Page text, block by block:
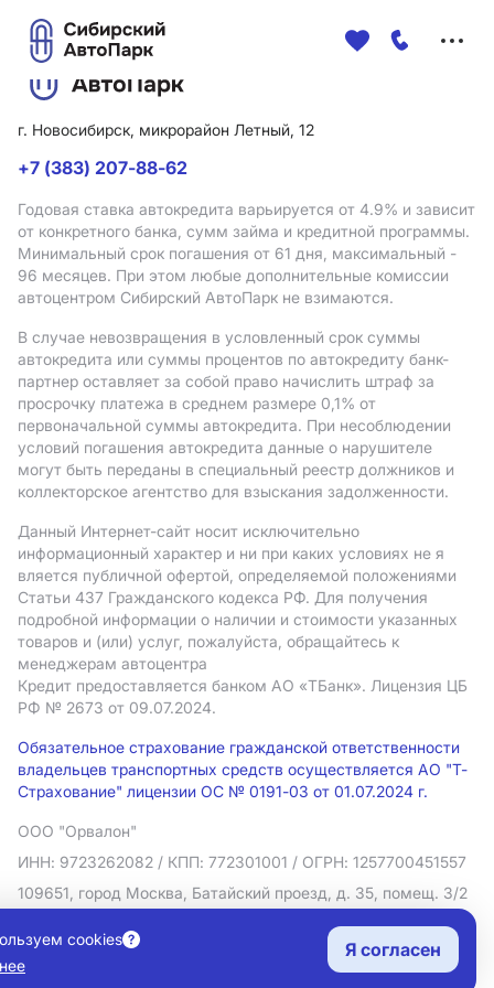
г. Новосибирск, микрорайон Летный, 12
+7 (383) 207-88-62
Годовая ставка автокредита варьируется от 4.9% и зависит
от конкретного банка, сумм займа и кредитной программы.
Минимальный срок погашения от 61 дня, максимальный -
96 месяцев. При этом любые дополнительные комиссии
автоцентром Сибирский АвтоПарк не взимаются.
В случае невозвращения в условленный срок суммы
автокредита или суммы процентов по автокредиту банк-
партнер оставляет за собой право начислить штраф за
просрочку платежа в среднем размере 0,1% от
первоначальной суммы автокредита. При несоблюдении
условий погашения автокредита данные о нарушителе
могут быть переданы в специальный реестр должников и
коллекторское агентство для взыскания задолженности.
Данный Интернет-сайт носит исключительно
информационный характер и ни при каких условиях не я
вляется публичной офертой, определяемой положениями
Статьи 437 Гражданского кодекса РФ. Для получения
подробной информации о наличии и стоимости указанных
товаров и (или) услуг, пожалуйста, обращайтесь к
менеджерам автоцентра
Кредит предоставляется банком АO «ТБанк». Лицензия ЦБ
РФ № 2673 от 09.07.2024.
Обязательное страхование гражданской ответственности
владельцев транспортных средств осуществляется АО "Т-
Страхование" лицензии ОС № 0191-03 от 01.07.2024 г.
ООО "Орвалон"
ИНН: 9723262082 / КПП: 772301001 / ОГРН: 1257700451557
109651, город Москва, Батайский проезд, д. 35, помещ. 3/2
Политика в отношении обработки персональных данных
Согласие на рекламную рассылку
Правовая информация
cookies
Я согласен